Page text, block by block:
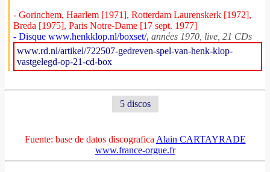
- Gorinchem, Haarlem [1971], Rotterdam Laurenskerk [1972],
Breda [1975], Paris Notre-Dame [17 sept. 1977]
- Disque www.henkklop.nl/boxset/, années 1970, live, 21 CDs
www.rd.nl/artikel/722507-gedreven-spel-van-henk-klop-
vastgelegd-op-21-cd-box
5 discos
Fuente: base de datos discografica Alain CARTAYRADE
www.france-orgue.fr